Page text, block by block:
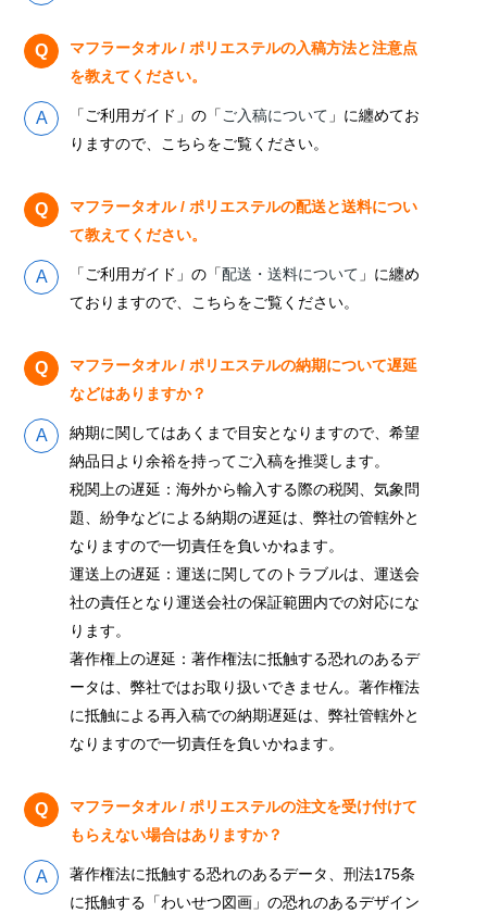
マフラータオル / ポリエステルの入稿方法と注意点
を教えてください。
「ご利用ガイド」の「 ご入稿について 」に纏めてお
りますので、こちらをご覧ください。
マフラータオル / ポリエステルの配送と送料につい
て教えてください。
「ご利用ガイド」の「配送・送料について 」に纏め
ておりますので、こちらをご覧ください。
マフラータオル / ポリエステルの納期について遅延
などはありますか？
納期に関してはあくまで目安となりますので、希望
納品日より余裕を持ってご入稿を推奨します。
税関上の遅延：海外から輸入する際の税関、気象問
題、紛争などによる納期の遅延は、弊社の管轄外と
なりますので一切責任を負いかねます。
運送上の遅延：運送に関してのトラブルは、運送会
社の責任となり運送会社の保証範囲内での対応にな
ります。
著作権上の遅延：著作権法に抵触する恐れのあるデ
ータは、弊社ではお取り扱いできません。著作権法
に抵触による再入稿での納期遅延は、弊社管轄外と
なりますので一切責任を負いかねます。
マフラータオル / ポリエステルの注文を受け付けて
もらえない場合はありますか？
著作権法に抵触する恐れのあるデータ、刑法175条
に抵触する「わいせつ図画」の恐れのあるデザイン